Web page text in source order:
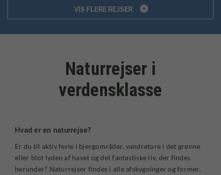
VIS FLERE REJSER 
Naturrejser i
verdensklasse
Hvad er en naturrejse?
Er du til aktiv ferie i bjergområder, vandreture i det grønne
eller blot lyden af havet og det fantastiske liv, der findes
herunder? Naturrejser findes i alle afskygninger og former,